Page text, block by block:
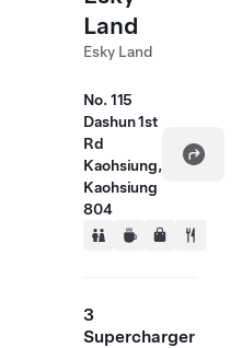
Land
Esky Land
No. 115
Dashun 1st
Rd
Kaohsiung,
Kaohsiung
804
3
Supercharger